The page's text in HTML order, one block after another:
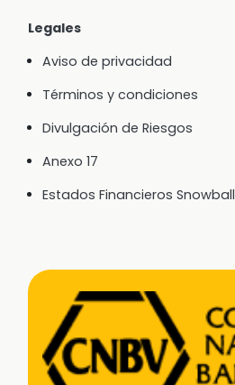
Legales
Aviso de privacidad
Términos y condiciones
Divulgación de Riesgos
Anexo 17
Estados Financieros Snowball